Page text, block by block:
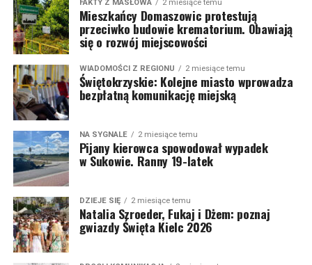
FAKTY Z MASŁOWA 2 miesiące temu
Mieszkańcy Domaszowic protestują
przeciwko budowie krematorium. Obawiają
się o rozwój miejscowości
WIADOMOŚCI Z REGIONU 2 miesiące temu
Świętokrzyskie: Kolejne miasto wprowadza
bezpłatną komunikację miejską
NA SYGNALE 2 miesiące temu
Pijany kierowca spowodował wypadek
w Sukowie. Ranny 19-latek
DZIEJE SIĘ 2 miesiące temu
Natalia Szroeder, Fukaj i Dżem: poznaj
gwiazdy Święta Kielc 2026